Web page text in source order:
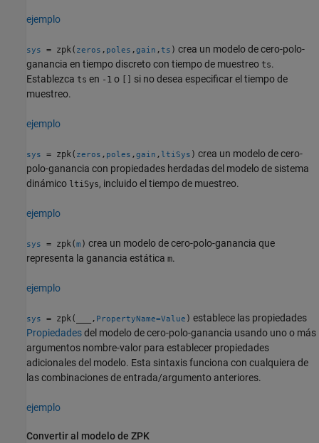
ejemplo
sys = zpk( zeros , poles ,gain ,ts ) crea un modelo de cero-polo-
ganancia en tiempo discreto con tiempo de muestreo ts.
Establezca ts en -1 o
si no desea especificar el tiempo de
muestreo.
ejemplo
sys = zpk( zeros , poles ,gain , ltiSys ) crea un modelo de cero-
polo-ganancia con propiedades herdadas del modelo de sistema
dinámico ltiSys, incluido el tiempo de muestreo.
ejemplo
sys = zpk(m ) crea un modelo de cero-polo-ganancia que
representa la ganancia estática m.
ejemplo
sys = zpk( , PropertyName=Value ) establece las propiedades
Propiedadesdel modelo de cero-polo-ganancia usando uno o más
argumentos nombre-valor para establecer propiedades
adicionales del modelo. Esta sintaxis funciona con cualquiera de
las combinaciones de entrada/argumento anteriores.
ejemplo
Convertir al modelo de ZPK